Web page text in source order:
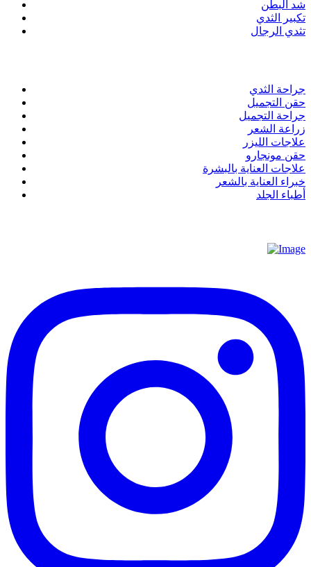
شد البطن
تكبير الثدي
تثدي الرجال
جراحة الثدي
حقن التجميل
جراحة التجميل
زراعة الشعر
علاجات الليزر
حقن مونجارو
علاجات العناية بالبشرة
خبراء العناية بالشعر
أطباء الجلد